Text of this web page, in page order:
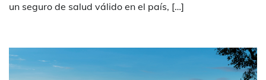
un seguro de salud válido en el país, […]